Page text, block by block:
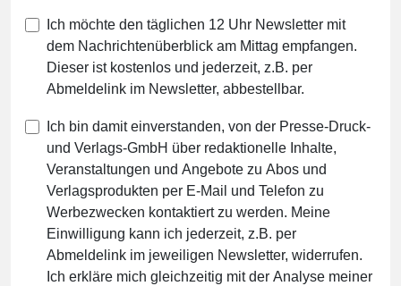
Ich möchte den täglichen 12 Uhr Newsletter mit
dem Nachrichtenüberblick am Mittag empfangen.
Dieser ist kostenlos und jederzeit, z.B. per
Abmeldelink im Newsletter, abbestellbar.
Ich bin damit einverstanden, von der Presse-Druck-
und Verlags-GmbH über redaktionelle Inhalte,
Veranstaltungen und Angebote zu Abos und
Verlagsprodukten per E-Mail und Telefon zu
Werbezwecken kontaktiert zu werden. Meine
Einwilligung kann ich jederzeit, z.B. per
Abmeldelink im jeweiligen Newsletter, widerrufen.
Ich erkläre mich gleichzeitig mit der Analyse meiner